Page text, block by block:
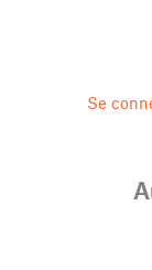
Se